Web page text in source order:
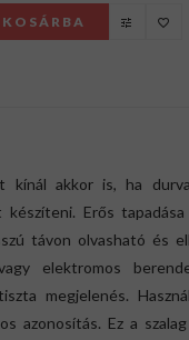
KOSÁRBA
kínál akkor is, ha
Erős tapadása
távon olvasható és
elektromos
megjelenés.
azonosítás. Ez a